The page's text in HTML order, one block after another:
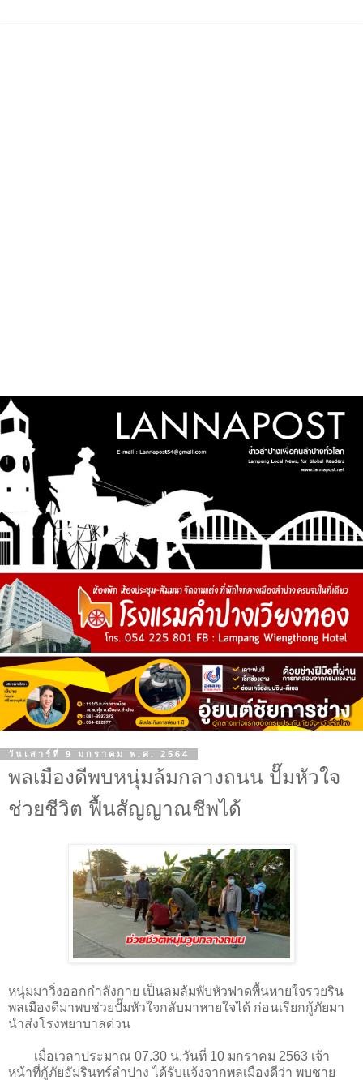
วันเสาร์ที่ 9 มกราคม พ.ศ. 2564
พลเมืองดีพบหนุ่มล้มกลางถนน ปั๊มหัวใจ
ช่วยชีวิต ฟื้นสัญญาณชีพได้
หนุ่มมาวิ่งออกกำลังกาย เป็นลมล้มพับหัวฟาดพื้นหายใจรวยริน
พลเมืองดีมาพบช่วยปั๊มหัวใจกลับมาหายใจได้ ก่อนเรียกกู้ภัยมา
นำส่งโรงพยาบาลด่วน
เมื่อเวลาประมาณ 07.30 น.วันที่ 10 มกราคม 2563 เจ้า
หน้าที่กู้ภัยอัมรินทร์ลำปาง ได้รับแจ้งจากพลเมืองดีว่า พบชาย